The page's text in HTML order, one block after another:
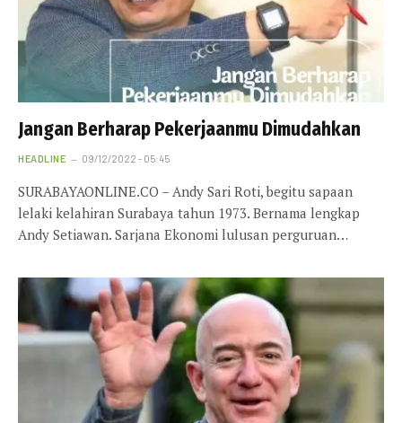
Jangan Berharap Pekerjaanmu Dimudahkan
HEADLINE 09/12/2022 - 05:45
SURABAYAONLINE.CO – Andy Sari Roti, begitu sapaan
lelaki kelahiran Surabaya tahun 1973. Bernama lengkap
Andy Setiawan. Sarjana Ekonomi lulusan perguruan…